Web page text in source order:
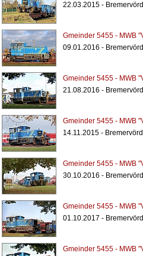
22.03.2015 -
Gmeinder 5455 - MWB
09.01.2016 -
Gmeinder 5455 - MWB
21.08.2016 -
Gmeinder 5455 - MWB
14.11.2015 -
Gmeinder 5455 - MWB
30.10.2016 -
Gmeinder 5455 - MWB
01.10.2017 -
Gmeinder 5455 - MWB